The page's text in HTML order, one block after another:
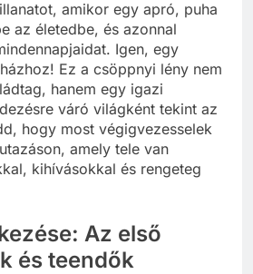
amikor egy apró, puha
az életedbe, és azonnal
Igen, egy
Ez a csöppnyi lény nem
hanem egy igazi
váró világként tekint az
hogy most végigvezesselek
amely tele van
kihívásokkal és rengeteg
Az első
és teendők